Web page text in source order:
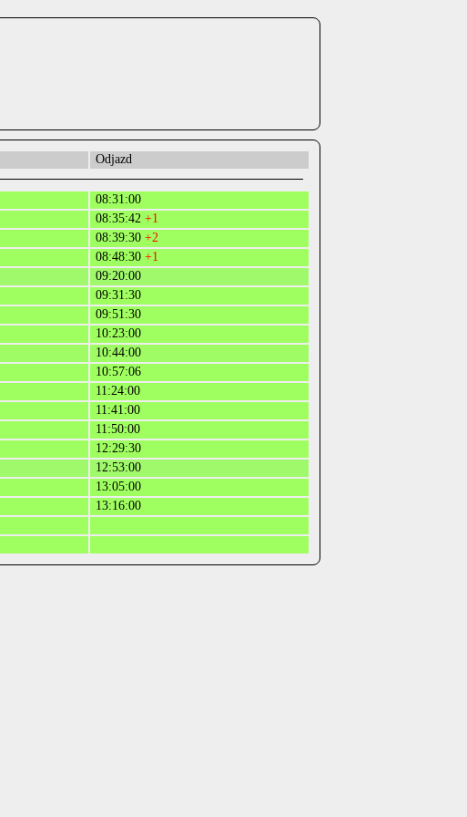
Odjazd
08:31:00
08:35:42 +1
08:39:30 +2
08:48:30 +1
09:20:00
09:31:30
09:51:30
10:23:00
10:44:00
10:57:06
11:24:00
11:41:00
11:50:00
12:29:30
12:53:00
13:05:00
13:16:00